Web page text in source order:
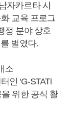
자카르타 시
교육 프로그
정 분야 상호
벌였다.
소
인 ‘G-STATI
위한 공식 활